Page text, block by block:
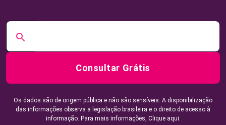
Consultar Grátis
Os dados são de origem pública e não são sensíveis. A disponibilização
das informações observa a legislação brasileira e o direito de acesso à
informação. Para mais informações, Clique aqui.